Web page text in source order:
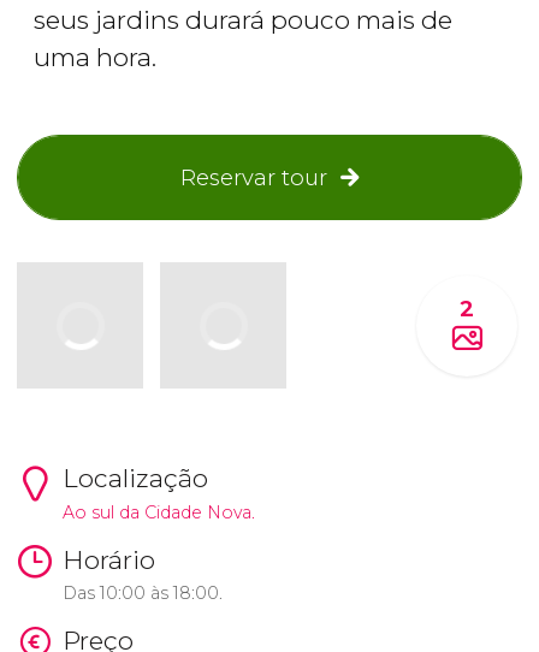
seus jardins durará pouco mais de
uma hora.
Reservar tour
2
Localização
Ao sul da Cidade Nova.
Horário
Das 10:00 às 18:00.
Preço